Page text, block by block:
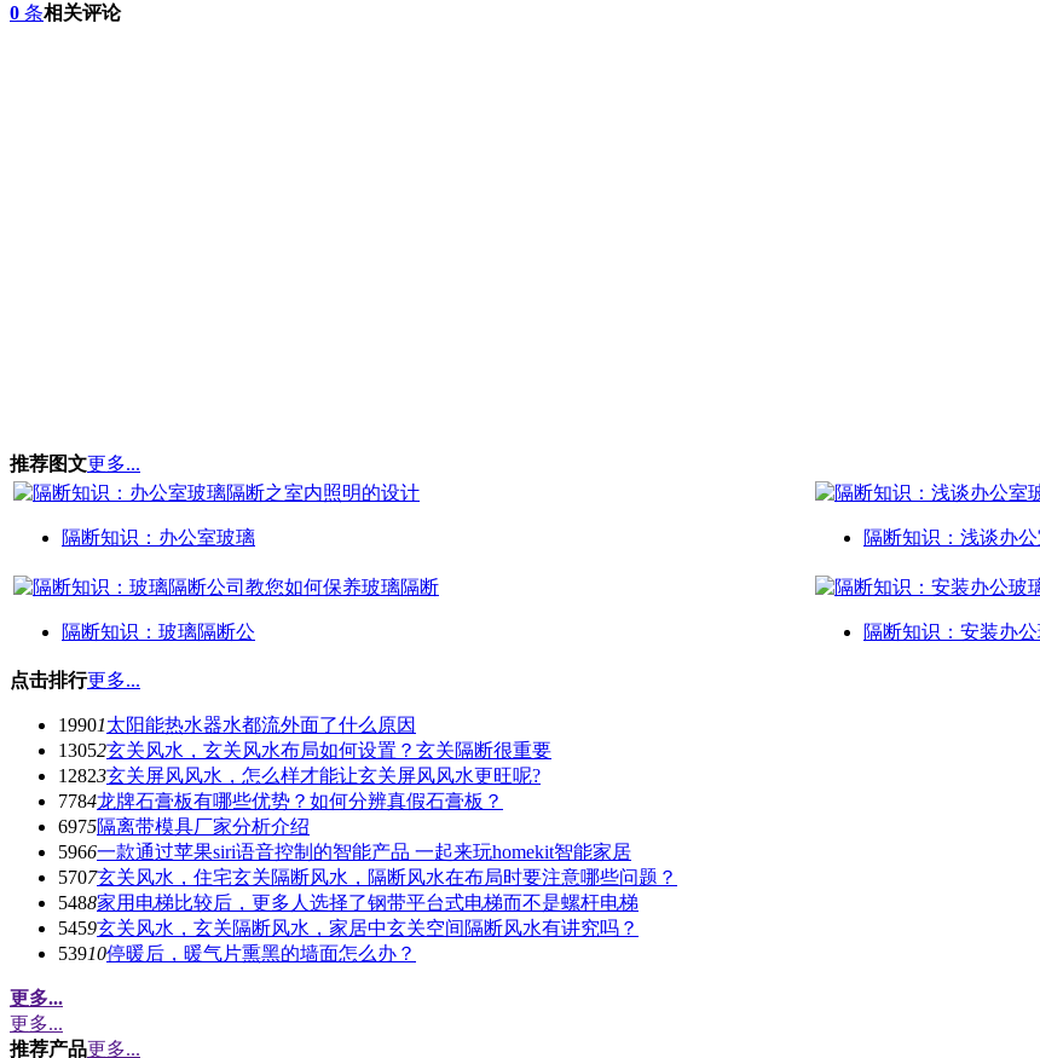
0 条相关评论
推荐图文更多...
隔断知识：办公室玻璃 隔断知识：浅谈办
隔断知识：玻璃隔断公 隔断知识：安装办
点击排行更多...
19901太阳能热水器水都流外面了什么原因
13052玄关风水，玄关风水布局如何设置？玄关隔断很重要
12823玄关屏风风水，怎么样才能让玄关屏风风水更旺呢?
7784龙牌石膏板有哪些优势？如何分辨真假石膏板？
6975隔离带模具厂家分析介绍
5966一款通过苹果siri语音控制的智能产品 一起来玩homekit智能家居
5707玄关风水，住宅玄关隔断风水，隔断风水在布局时要注意哪些问题？
5488家用电梯比较后，更多人选择了钢带平台式电梯而不是螺杆电梯
5459玄关风水，玄关隔断风水，家居中玄关空间隔断风水有讲究吗？
53910停暖后，暖气片熏黑的墙面怎么办？
更多...
更多...
推荐产品更多...